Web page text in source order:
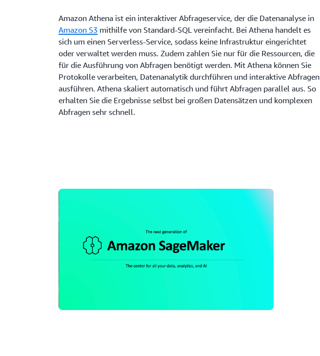
Amazon Athena ist ein interaktiver Abfrageservice, der die Datenanalyse in
Amazon S3 mithilfe von Standard-SQL vereinfacht. Bei Athena handelt es
sich um einen Serverless-Service, sodass keine Infrastruktur eingerichtet
oder verwaltet werden muss. Zudem zahlen Sie nur für die Ressourcen, die
für die Ausführung von Abfragen benötigt werden. Mit Athena können Sie
Protokolle verarbeiten, Datenanalytik durchführen und interaktive Abfragen
ausführen. Athena skaliert automatisch und führt Abfragen parallel aus. So
erhalten Sie die Ergebnisse selbst bei großen Datensätzen und komplexen
Abfragen sehr schnell.